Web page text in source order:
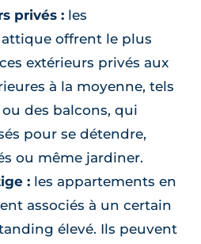
privés : les
offrent le plus
extérieurs privés aux
à la moyenne, tels
des balcons, qui
pour se détendre,
ou même jardiner.
: les appartements en
associés à un certain
élevé. Ils peuvent